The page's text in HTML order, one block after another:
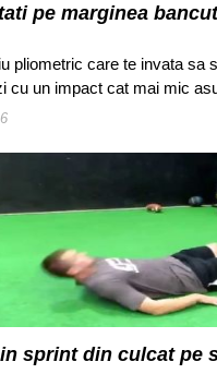
pe marginea
pliometric care te invata sa
cu un impact cat mai mic
sprint din culcat pe